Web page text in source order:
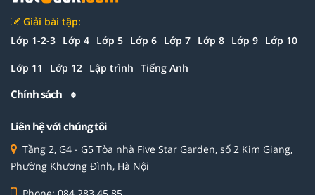
Giải bài tập:
Lớp 1-2-3 Lớp 4 Lớp 5 Lớp 6 Lớp 7 Lớp 8 Lớp 9 Lớp 10
Lớp 11 Lớp 12 Lập trình Tiếng Anh
Chính sách
Liên hệ với chúng tôi
Tầng 2, G4 - G5 Tòa nhà Five Star Garden, số 2 Kim Giang,
Phường Khương Đình, Hà Nội